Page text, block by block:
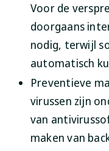
Voor de
doorgaans
nodig, terwijl
automatisch
Preventieve
virussen zijn
van
maken van